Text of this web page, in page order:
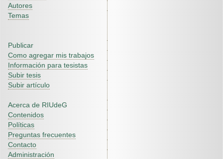
Autores
Temas
Publicar
Como agregar mis trabajos
Información para tesistas
Subir tesis
Subir artículo
Acerca de RIUdeG
Contenidos
Políticas
Preguntas frecuentes
Contacto
Administración